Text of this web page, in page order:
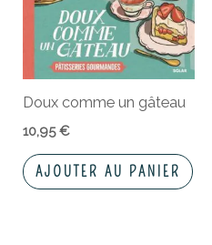
Doux comme un gâteau
10,95€
AJOUTER AU PANIER